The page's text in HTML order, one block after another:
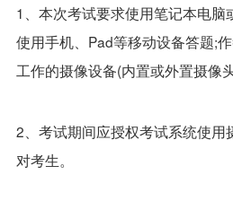
1、本次考试要求使用笔记本电
使用手机、Pad等移动设备答题;
工作的摄像设备(内置或外置摄像头
2、考试期间应授权考试系统使用
对考生。